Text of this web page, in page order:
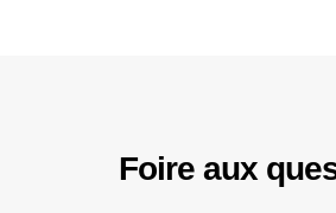
Foire aux